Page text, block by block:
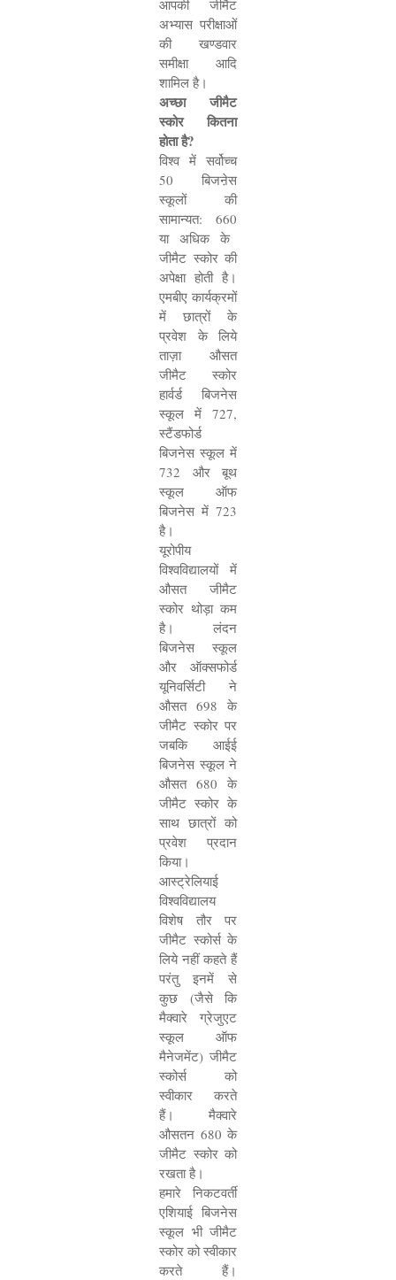
आपकी जीमैट
अभ्यास परीक्षाओं
की खण्डवार
समीक्षा आदि
शामिल है।
अच्छा जीमैट
स्कोर कितना
होता है?
विश्व में सर्वोच्च
50 बिजऩेस
स्कूलों की
सामान्यत: 660
या अधिक के
जीमैट स्कोर की
अपेक्षा होती है।
एमबीए कार्यक्रमों
में छात्रों के
प्रवेश के लिये
ताज़ा औसत
जीमैट स्कोर
हार्वर्ड बिजनेस
स्कूल में 727,
स्टैंडफोर्ड
बिजनेस स्कूल में
732 और बूथ
स्कूल ऑफ
बिजनेस में 723
है।
यूरोपीय
विश्वविद्यालयों में
औसत जीमैट
स्कोर थोड़ा कम
है। लंदन
बिजनेस स्कूल
और ऑक्सफोर्ड
यूनिवर्सिटी ने
औसत 698 के
जीमैट स्कोर पर
जबकि आईई
बिजनेस स्कूल ने
औसत 680 के
जीमैट स्कोर के
साथ छात्रों को
प्रवेश प्रदान
किया।
आस्ट्रेलियाई
विश्वविद्यालय
विशेष तौर पर
जीमैट स्कोर्स के
लिये नहीं कहते हैं
परंतु इनमें से
कुछ (जैसे कि
मैक्वारे ग्रेजुएट
स्कूल ऑफ
मैनेजमेंट) जीमैट
स्कोर्स को
स्वीकार करते
हैं। मैक्वारे
औसतन 680 के
जीमैट स्कोर को
रखता है।
हमारे निकटवर्ती
एशियाई बिजनेस
स्कूल भी जीमैट
स्कोर को स्वीकार
करते हैं।